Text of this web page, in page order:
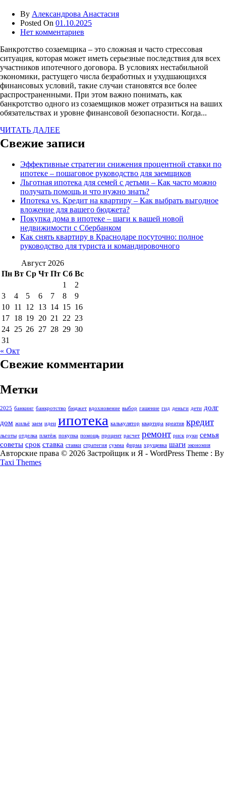
By Александрова Анастасия
Posted On 01.10.2025
Нет комментариев
Банкротство созаемщика – это сложная и часто стрессовая
ситуация, которая может иметь серьезные последствия для всех
участников ипотечного договора. В условиях нестабильной
экономики, растущего числа безработных и ухудшающихся
финансовых условий, такие случаи становятся все более
распространенными. При этом важно понимать, как
банкротство одного из созаемщиков может отразиться на ваших
обязательствах и уровне финансовой безопасности. Когда...
ЧИТАТЬ ДАЛЕЕ
Свежие записи
Эффективные стратегии снижения процентной ставки по
ипотеке – пошаговое руководство для заемщиков
Льготная ипотека для семей с детьми – Как часто можно
получать помощь и что нужно знать?
Ипотека vs. Кредит на квартиру – Как выбрать выгодное
вложение для вашего бюджета?
Покупка дома в ипотеке – шаги к вашей новой
недвижимости с Сбербанком
Как снять квартиру в Краснодаре посуточно: полное
руководство для туриста и командировочного
Август 2026
Пн Вт Ср Чт Пт Сб Вс
1
2
3
4 5 6 7 8
9
10 11 12 13 14 15 16
17 18 19 20 21 22 23
24 25 26 27 28 29 30
31
« Окт
Свежие комментарии
Метки
2025 банкинг банкротство бюджет вдохновение выбор гашение гид деньги дети долг
дом жильё заем идеи ипотека калькулятор квартира креатив кредит
льготы отделка платёж покупка помощь процент расчет ремонт риск руки семья
советы срок ставка ставки стратегия сумма фирма хрущевка шаги экономия
Авторские права © 2026 Застройщик и Я - WordPress Theme : By
Taxi Themes